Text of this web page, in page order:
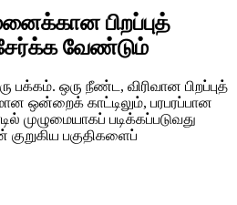
பிறப்புத்
வேண்டும்
பக்கம். ஒரு நீண்ட, விரிவான பிறப்புத்
ஒன்றைக் காட்டிலும், பரபரப்பான
முழுமையாகப் படிக்கப்படுவது
குறுகிய பகுதிகளைப்